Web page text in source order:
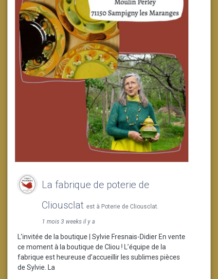
La fabrique de poterie de
Cliousclat est à Poterie de Cliousclat.
1 mois 3 weeks il y a
L’invitée de la boutique | Sylvie Fresnais-Didier En vente
ce moment à la boutique de Cliou ! L’équipe de la
fabrique est heureuse d’accueillir les sublimes pièces
de Sylvie. La